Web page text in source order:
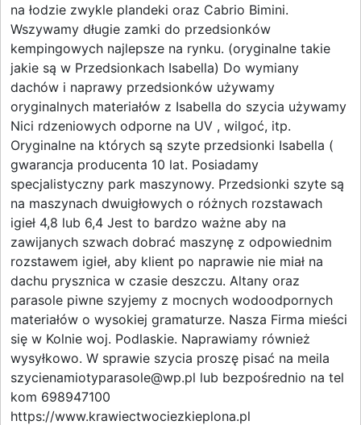
na łodzie zwykle plandeki oraz Cabrio Bimini.
Wszywamy długie zamki do przedsionków
kempingowych najlepsze na rynku. (oryginalne takie
jakie są w Przedsionkach Isabella) Do wymiany
dachów i naprawy przedsionków używamy
oryginalnych materiałów z Isabella do szycia używamy
Nici rdzeniowych odporne na UV , wilgoć, itp.
Oryginalne na których są szyte przedsionki Isabella (
gwarancja producenta 10 lat. Posiadamy
specjalistyczny park maszynowy. Przedsionki szyte są
na maszynach dwuigłowych o różnych rozstawach
igieł 4,8 lub 6,4 Jest to bardzo ważne aby na
zawijanych szwach dobrać maszynę z odpowiednim
rozstawem igieł, aby klient po naprawie nie miał na
dachu prysznica w czasie deszczu. Altany oraz
parasole piwne szyjemy z mocnych wodoodpornych
materiałów o wysokiej gramaturze. Nasza Firma mieści
się w Kolnie woj. Podlaskie. Naprawiamy również
wysyłkowo. W sprawie szycia proszę pisać na meila
szycienamiotyparasole@wp.pl lub bezpośrednio na tel
kom 698947100
https://www.krawiectwociezkieplona.pl